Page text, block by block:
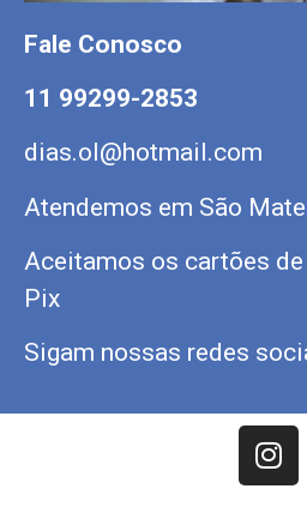
Fale Conosco
11 99299-2853
dias.ol@hotmail.com
Atendemos em São
Aceitamos os cartões
Pix
Sigam nossas redes